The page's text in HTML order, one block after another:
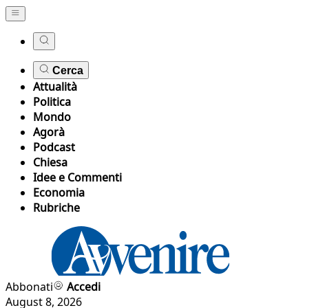
Cerca
Attualità
Politica
Mondo
Agorà
Podcast
Chiesa
Idee e Commenti
Economia
Rubriche
Abbonati
Accedi
August 8, 2026